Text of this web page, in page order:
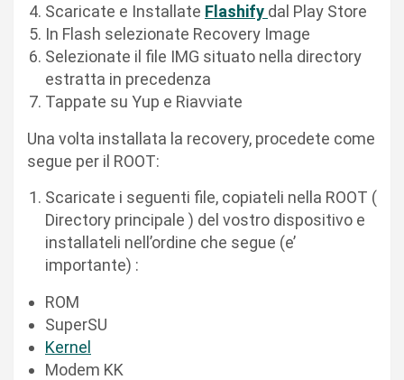
Scaricate e Installate Flashify dal Play Store
In Flash selezionate Recovery Image
Selezionate il file IMG situato nella directory
estratta in precedenza
Tappate su Yup e Riavviate
Una volta installata la recovery, procedete come
segue per il ROOT:
Scaricate i seguenti file, copiateli nella ROOT (
Directory principale ) del vostro dispositivo e
installateli nell’ordine che segue (e’
importante) :
ROM
SuperSU
Kernel
Modem KK